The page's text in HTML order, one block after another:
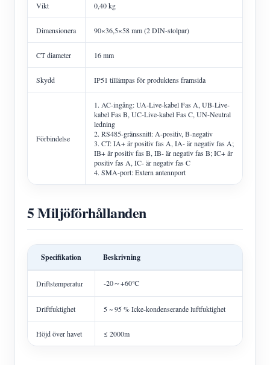
Vikt 0,40 kg
Dimensionera 90×36,5×58 mm (2 DIN-stolpar)
CT diameter 16 mm
Skydd IP51 tillämpas för produktens framsida
Förbindelse
1. AC-ingång: UA-Live-kabel Fas A, UB-Live-
kabel Fas B, UC-Live-kabel Fas C, UN-Neutral
ledning
2. RS485-gränssnitt: A-positiv, B-negativ
3. CT: IA+ är positiv fas A, IA- är negativ fas A;
IB+ är positiv fas B, IB- är negativ fas B; IC+ är
positiv fas A, IC- är negativ fas C
4. SMA-port: Extern antennport
5 Miljöförhållanden
Specifikation Beskrivning
Driftstemperatur -20～+60℃
Driftfuktighet 5 ~ 95 % Icke-kondenserande luftfuktighet
Höjd över havet ≤ 2000m